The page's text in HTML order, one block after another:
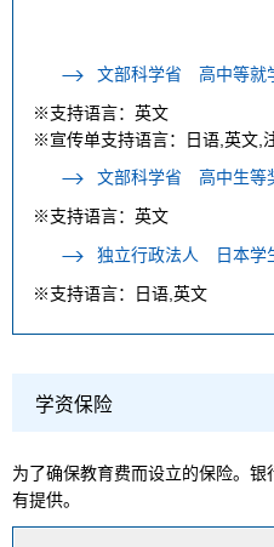
文部科学省 高中等就
※支持语言：英文
※宣传单支持语言：日语,英文,
文部科学省 高中生等
※支持语言：英文
独立行政法人 日本学
※支持语言：日语,英文
学资保险
为了确保教育费而设立的保险。
有提供。